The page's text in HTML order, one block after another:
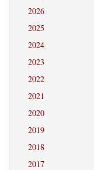
2026
2025
2024
2023
2022
2021
2020
2019
2018
2017